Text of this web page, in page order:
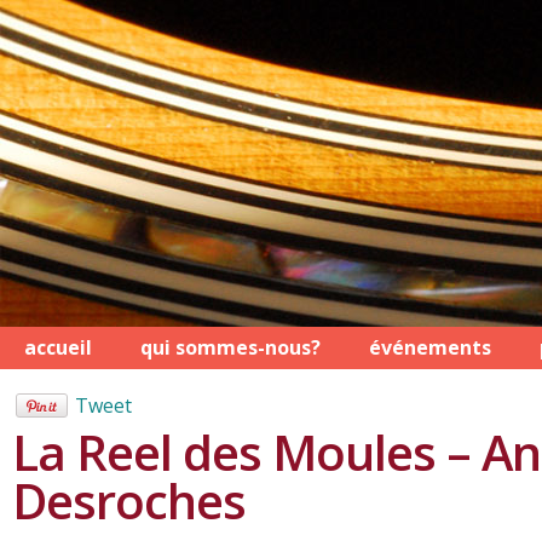
accueil qui sommes-nous? événements
Tweet
La Reel des Moules –
Desroches